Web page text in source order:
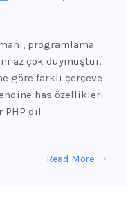
programlama
az çok duymuştur.
göre farklı çerçeve
has özellikleri
PHP dil
Read More